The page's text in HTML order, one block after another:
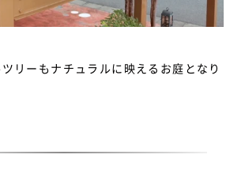
リーもナチュラルに映えるお庭となり